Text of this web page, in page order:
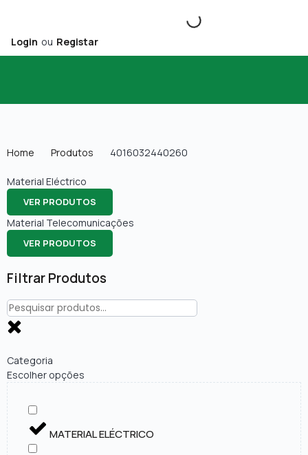
Login ou Registar
Home Produtos 4016032440260
Filtrar Produtos
Categoria
Escolher opções
MATERIAL ELÉCTRICO
Material Eléctrico
VER PRODUTOS
Material Telecomunicações
VER PRODUTOS